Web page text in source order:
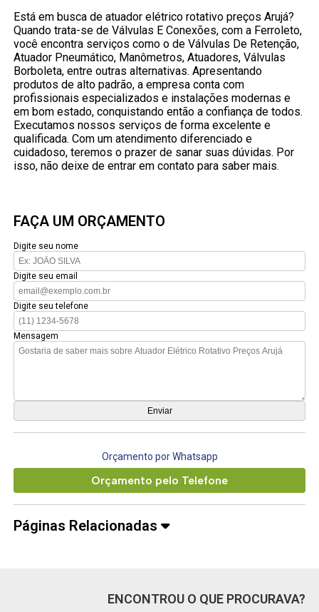
Está em busca de atuador elétrico rotativo preços Arujá?
Quando trata-se de Válvulas E Conexões, com a Ferroleto,
você encontra serviços como o de Válvulas De Retenção,
Atuador Pneumático, Manômetros, Atuadores, Válvulas
Borboleta, entre outras alternativas. Apresentando
produtos de alto padrão, a empresa conta com
profissionais especializados e instalações modernas e
em bom estado, conquistando então a confiança de todos.
Executamos nossos serviços de forma excelente e
qualificada. Com um atendimento diferenciado e
cuidadoso, teremos o prazer de sanar suas dúvidas. Por
isso, não deixe de entrar em contato para saber mais.
FAÇA UM ORÇAMENTO
Digite seu nome
Digite seu email
Digite seu telefone
Mensagem
Orçamento por Whatsapp
Orçamento pelo Telefone
Páginas Relacionadas
ENCONTROU O QUE PROCURAVA?